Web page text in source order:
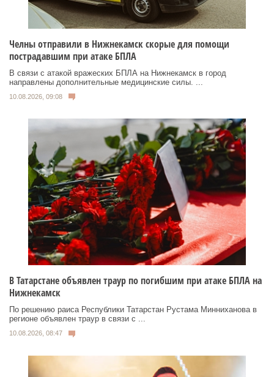
Челны отправили в Нижнекамск скорые для помощи
пострадавшим при атаке БПЛА
В связи с атакой вражеских БПЛА на Нижнекамск в город
направлены дополнительные медицинские силы. ...
10.08.2026, 09:08
В Татарстане объявлен траур по погибшим при атаке БПЛА на
Нижнекамск
По решению раиса Республики Татарстан Рустама Минниханова в
регионе объявлен траур в связи с ...
10.08.2026, 08:47